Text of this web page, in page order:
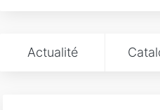
Actualité